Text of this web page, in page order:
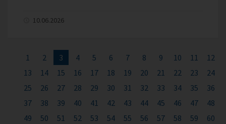
10.06.2026
1 2 3 4 5 6 7 8 9 10 11
12
13
14 15 16 17 18 19 20 21 22 23
24
25
26 27 28 29 30 31 32 33 34 35
36
37
38 39 40 41 42 43 44 45 46 47
48
49
50 51 52 53 54 55 56 57 58 59
60